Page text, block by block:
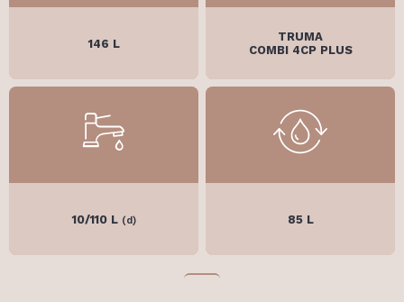
146 L
TRUMA
COMBI 4CP PLUS
10/110 L (d) 85 L